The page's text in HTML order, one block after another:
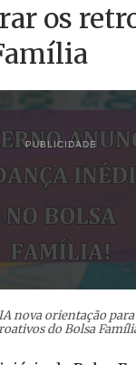
os
PUBLICIDADE
nova orientação
do Bolsa